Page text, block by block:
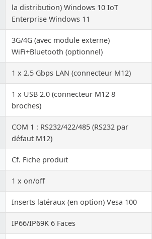
la distribution) Windows 10 IoT
Enterprise Windows 11
3G/4G (avec module externe)
WiFi+Bluetooth (optionnel)
1 x 2.5 Gbps LAN (connecteur M12)
1 x USB 2.0 (connecteur M12 8
broches)
COM 1 : RS232/422/485 (RS232 par
défaut M12)
Cf. Fiche produit
1 x on/off
Inserts latéraux (en option) Vesa 100
IP66/IP69K 6 Faces